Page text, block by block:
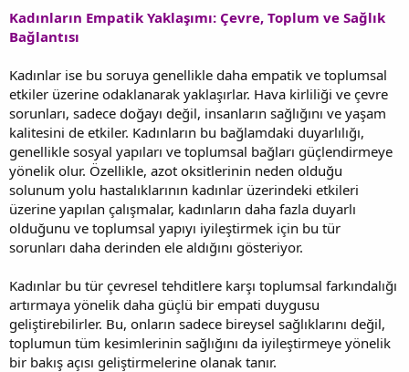
Kadınların Empatik Yaklaşımı: Çevre, Toplum ve Sağlık
Bağlantısı
Kadınlar ise bu soruya genellikle daha empatik ve toplumsal
etkiler üzerine odaklanarak yaklaşırlar. Hava kirliliği ve çevre
sorunları, sadece doğayı değil, insanların sağlığını ve yaşam
kalitesini de etkiler. Kadınların bu bağlamdaki duyarlılığı,
genellikle sosyal yapıları ve toplumsal bağları güçlendirmeye
yönelik olur. Özellikle, azot oksitlerinin neden olduğu
solunum yolu hastalıklarının kadınlar üzerindeki etkileri
üzerine yapılan çalışmalar, kadınların daha fazla duyarlı
olduğunu ve toplumsal yapıyı iyileştirmek için bu tür
sorunları daha derinden ele aldığını gösteriyor.
Kadınlar bu tür çevresel tehditlere karşı toplumsal farkındalığı
artırmaya yönelik daha güçlü bir empati duygusu
geliştirebilirler. Bu, onların sadece bireysel sağlıklarını değil,
toplumun tüm kesimlerinin sağlığını da iyileştirmeye yönelik
bir bakış açısı geliştirmelerine olanak tanır.